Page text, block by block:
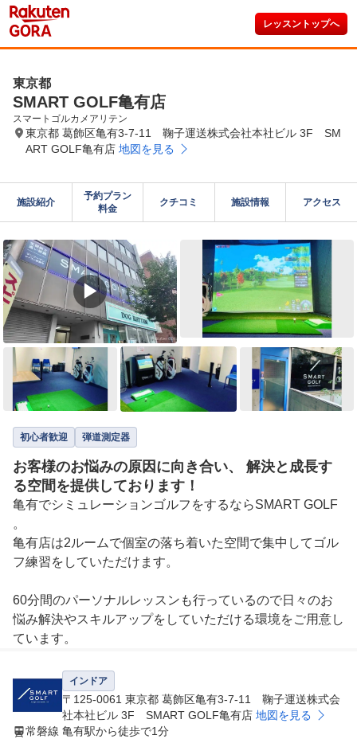
レッスントップへ
東京都
SMART GOLF亀有店
スマートゴルカメアリテン
東京都 葛飾区亀有3-7-11 鞠子運送株式会社本社ビル 3F SM
ART GOLF亀有店 地図を見る
施設紹介
予約プラン
料金
クチコミ 施設情報 アクセス
▶
初心者歓迎 弾道測定器
お客様のお悩みの原因に向き合い、 解決と成長す
る空間を提供しております！
亀有でシミュレーションゴルフをするならSMART GOLF
。
亀有店は2ルームで個室の落ち着いた空間で集中してゴル
フ練習をしていただけます。
60分間のパーソナルレッスンも行っているので日々のお
悩み解決やスキルアップをしていただける環境をご用意し
ています。
インドア
〒125-0061 東京都 葛飾区亀有3-7-11 鞠子運送株式会
社本社ビル 3F SMART GOLF亀有店 地図を見る
常磐線 亀有駅から徒歩で1分